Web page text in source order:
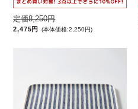
定価8,250円
2,475円 (本体価格:2,250円)